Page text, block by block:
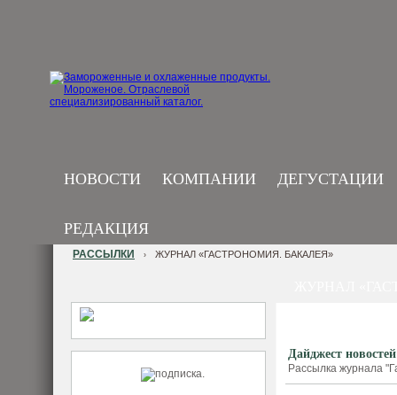
НОВОСТИ КОМПАНИИ ДЕГУСТАЦИИ
РЕДАКЦИЯ
РАССЫЛКИ › ЖУРНАЛ «ГАСТРОНОМИЯ. БАКАЛЕЯ»
Дайджест
Рассылка журнала